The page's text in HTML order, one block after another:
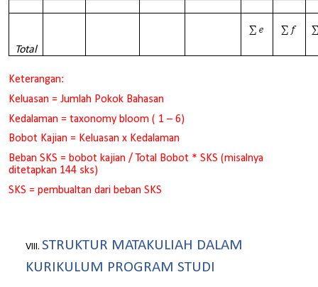
Total
Keterangan:
Keluasan = Jumlah Pokok Bahasan
Kedalaman = taxonomy bloom ( 1 – 6)
Bobot Kajian = Keluasan x Kedalaman
Beban SKS = bobot kajian / Total Bobot * SKS (misalnya
ditetapkan 144 sks)
SKS = pembualtan dari beban SKS
STRUKTUR MATAKULIAH DALAM
KURIKULUM PROGRAM STUDI